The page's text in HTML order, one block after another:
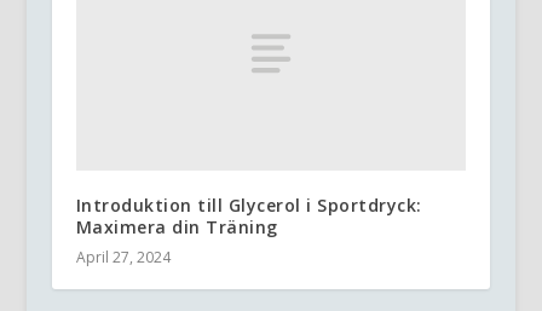
Introduktion till Glycerol i Sportdryck:
Maximera din Träning
April 27, 2024